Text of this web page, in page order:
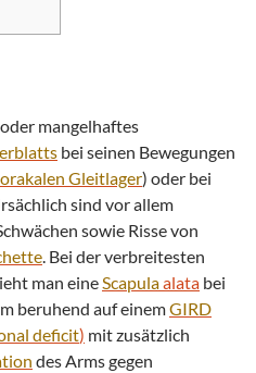
mangelhaftes
bei seinen Bewegungen
Gleitlager) oder bei
sind vor allem
sowie Risse von
. Bei der verbreitesten
man eineScapulaalata bei
beruhend auf einemGIRD
deficit) mit zusätzlich
des Arms gegen